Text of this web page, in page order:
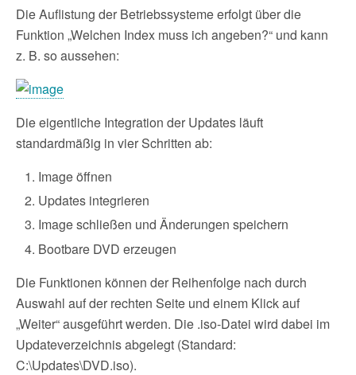
Die Auflistung der Betriebssysteme erfolgt über die
Funktion „Welchen Index muss ich angeben?“ und kann
z. B. so aussehen:
Die eigentliche Integration der Updates läuft
standardmäßig in vier Schritten ab:
Image öffnen
Updates integrieren
Image schließen und Änderungen speichern
Bootbare DVD erzeugen
Die Funktionen können der Reihenfolge nach durch
Auswahl auf der rechten Seite und einem Klick auf
„Weiter“ ausgeführt werden. Die .iso-Datei wird dabei im
Updateverzeichnis abgelegt (Standard:
C:\Updates\DVD.iso).